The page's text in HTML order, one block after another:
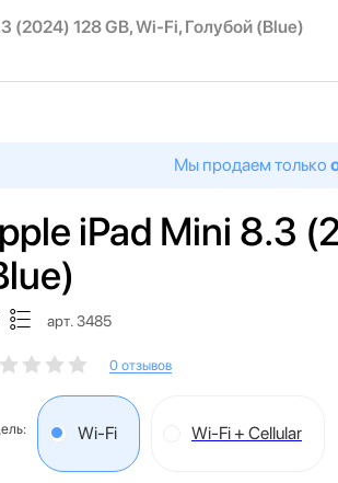
(2024) 128 GB, Wi-Fi, Голубой (Blue)
Мы продаем только
iPad Mini 8.3
арт. 3485
0 отзывов
Wi-Fi Wi-Fi + Cellular